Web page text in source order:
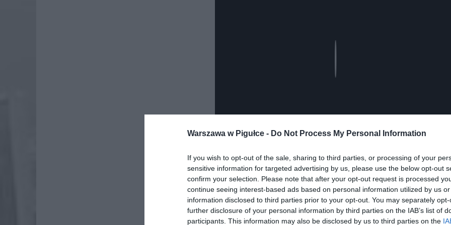
Warszawa w Pigułce - Do Not Process My Personal Information
If you wish to opt-out of the sale, sharing to third parties, or processing of your
sensitive information for targeted advertising by us, please use the below opt-out
confirm your selection. Please note that after your opt-out request is processed
continue seeing interest-based ads based on personal information utilized by us
information disclosed to third parties prior to your opt-out. You may separately
further disclosure of your personal information by third parties on the IAB’s list of
participants. This information may also be disclosed by us to third parties on the
Dodaj nas do preferowanych źródeł w Google